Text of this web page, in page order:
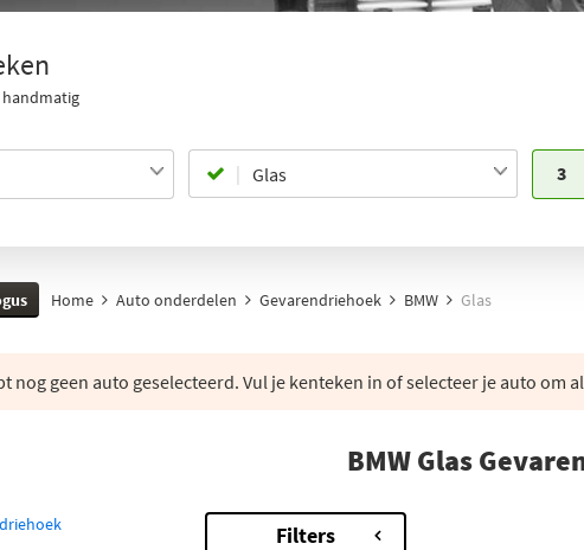
handmatig
3
Home Auto onderdelen Gevarendriehoek BMW Glas
nog geen auto geselecteerd. Vul je kenteken in of selecteer je auto
BMW Glas
Filters